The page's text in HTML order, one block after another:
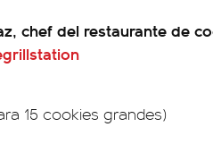
chef del restaurante de
15 cookies grandes)